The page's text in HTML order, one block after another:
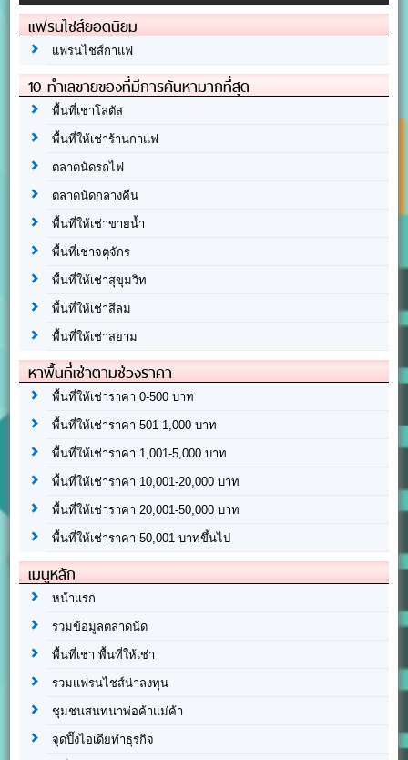
แฟรนไชส์ยอดนิยม
แฟรนไชส์กาแฟ
10 ทำเลขายของที่มีการค้นหามากที่สุด
พื้นที่เช่าโลตัส
พื้นที่ให้เช่าร้านกาแฟ
ตลาดนัดรถไฟ
ตลาดนัดกลางคืน
พื้นที่ให้เช่าขายน้ำ
พื้นที่เช่าจตุจักร
พื้นที่ให้เช่าสุขุมวิท
พื้นที่ให้เช่าสีลม
พื้นที่ให้เช่าสยาม
หาพื้นที่เช่าตามช่วงราคา
พื้นที่ให้เช่าราคา 0-500 บาท
พื้นที่ให้เช่าราคา 501-1,000 บาท
พื้นที่ให้เช่าราคา 1,001-5,000 บาท
พื้นที่ให้เช่าราคา 10,001-20,000 บาท
พื้นที่ให้เช่าราคา 20,001-50,000 บาท
พื้นที่ให้เช่าราคา 50,001 บาทขึ้นไป
เมนูหลัก
หน้าแรก
รวมข้อมูลตลาดนัด
พื้นที่เช่า พื้นที่ให้เช่า
รวมแฟรนไชส์น่าลงทุน
ชุมชนสนทนาพ่อค้าแม่ค้า
จุดปิ๊งไอเดียทำธุรกิจ